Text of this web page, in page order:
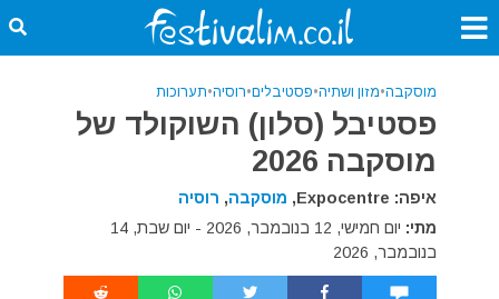
מוסקבה•מזון ושתיה•פסטיבלים•רוסיה•תערוכות
פסטיבל (סלון) השוקולד של
מוסקבה 2026
איפה: Expocentre, מוסקבה, רוסיה
מתי:
יום חמישי, 12 בנובמבר, 2026 - יום שבת, 14
בנובמבר, 2026